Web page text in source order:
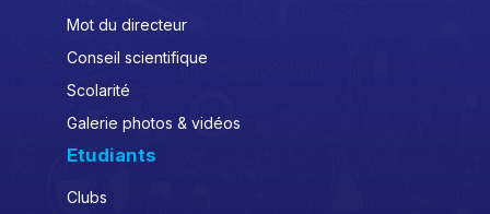
Mot du directeur
Conseil scientifique
Scolarité
Galerie photos & vidéos
Etudiants
Clubs